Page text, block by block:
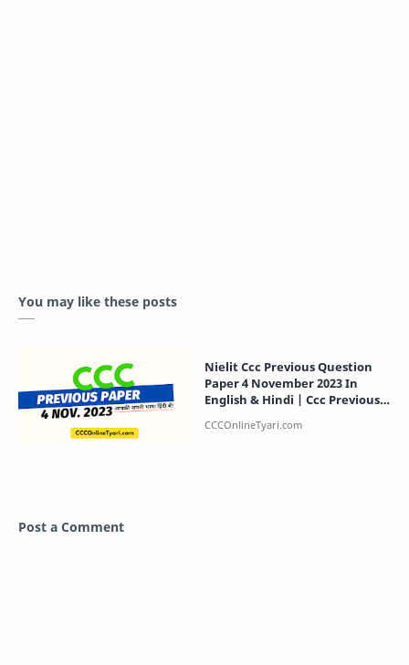
You may like these posts
Nielit Ccc Previous Question
Paper 4 November 2023 In
English & Hindi | Ccc Previous
Post a Comment